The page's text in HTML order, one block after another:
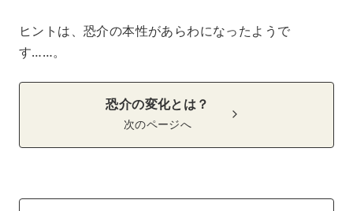
ヒントは、恐介の本性があらわになったようで
す……。
恐介の変化とは？
次のページへ